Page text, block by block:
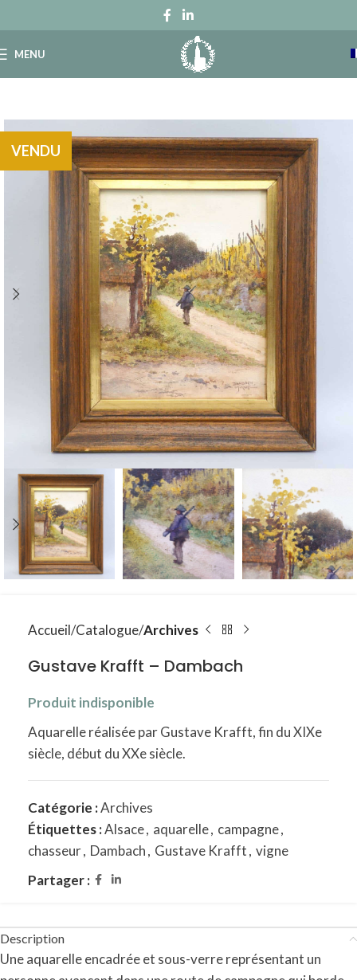
MENU
VENDU
Accueil Catalogue Archives
Gustave Krafft – Dambach
Produit indisponible
Aquarelle réalisée par Gustave Krafft, fin du XIXe
siècle, début du XXe siècle.
Catégorie :Archives
Étiquettes :Alsace, aquarelle, campagne,
chasseur, Dambach, Gustave Krafft, vigne
Partager :
Description
Une aquarelle encadrée et sous-verre représentant un